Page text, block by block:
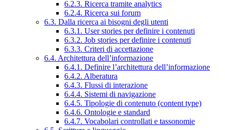
6.2.3. Ricerca tramite analytics
6.2.4. Ricerca sui forum
6.3. Dalla ricerca ai bisogni degli utenti
6.3.1. User stories per definire i contenuti
6.3.2. Job stories per definire i contenuti
6.3.3. Criteri di accettazione
6.4. Architettura dell’informazione
6.4.1. Definire l’architettura dell’informazione
6.4.2. Alberatura
6.4.3. Flussi di interazione
6.4.4. Sistemi di navigazione
6.4.5. Tipologie di contenuto (content type)
6.4.6. Ontologie e standard
6.4.7. Vocabolari controllati e tassonomie